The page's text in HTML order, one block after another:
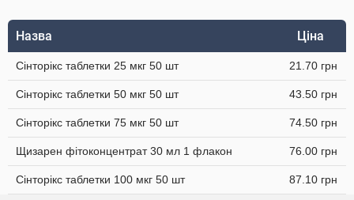
Назва Ціна
Сінторікс таблетки 25 мкг 50 шт 21.70 грн
Сінторікс таблетки 50 мкг 50 шт 43.50 грн
Сінторікс таблетки 75 мкг 50 шт 74.50 грн
Щизарен фітоконцентрат 30 мл 1 флакон 76.00 грн
Сінторікс таблетки 100 мкг 50 шт 87.10 грн